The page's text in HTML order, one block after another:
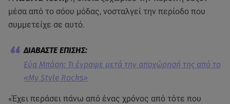
μέσα από το σόου μόδας, νοσταλγεί την περίοδο που
συμμετείχε σε αυτό.
Εύα Μπάση: Τι έγραψε μετά την αποχώρησή της από το
«My Style Rocks»
«Έχει περάσει πάνω από ένας χρόνος από τότε που